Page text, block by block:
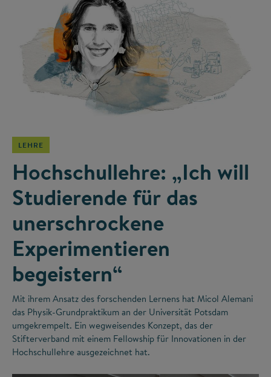
LEHRE
Hochschullehre: „Ich will
Studierende für das
unerschrockene
Experimentieren
begeistern“
Mit ihrem Ansatz des forschenden Lernens hat Micol Alemani
das Physik-Grundpraktikum an der Universität Potsdam
umgekrempelt. Ein wegweisendes Konzept, das der
Stifterverband mit einem Fellowship für Innovationen in der
Hochschullehre ausgezeichnet hat.